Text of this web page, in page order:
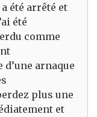
été arrêté et
été
comme
arnaque
plus une
et